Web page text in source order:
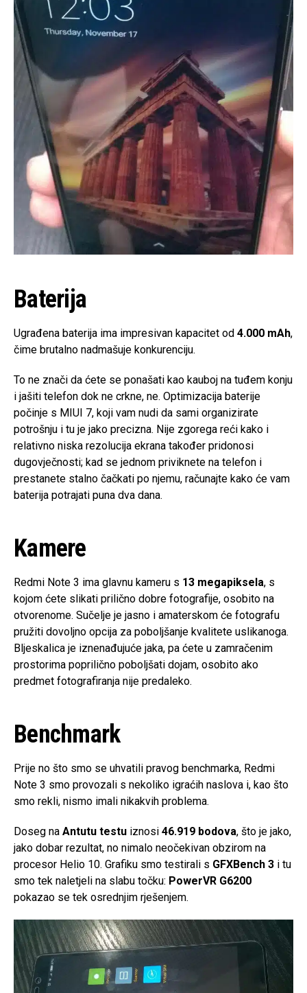
Baterija
Ugrađena baterija ima impresivan kapacitet od 4.000 mAh,
čime brutalno nadmašuje konkurenciju.
To ne znači da ćete se ponašati kao kauboj na tuđem konju
i jašiti telefon dok ne crkne, ne. Optimizacija baterije
počinje s MIUI 7, koji vam nudi da sami organizirate
potrošnju i tu je jako precizna. Nije zgorega reći kako i
relativno niska rezolucija ekrana također pridonosi
dugovječnosti; kad se jednom priviknete na telefon i
prestanete stalno čačkati po njemu, računajte kako će vam
baterija potrajati puna dva dana.
Kamere
Redmi Note 3 ima glavnu kameru s 13 megapiksela, s
kojom ćete slikati prilično dobre fotografije, osobito na
otvorenome. Sučelje je jasno i amaterskom će fotografu
pružiti dovoljno opcija za poboljšanje kvalitete uslikanoga.
Bljeskalica je iznenađujuće jaka, pa ćete u zamračenim
prostorima poprilično poboljšati dojam, osobito ako
predmet fotografiranja nije predaleko.
Benchmark
Prije no što smo se uhvatili pravog benchmarka, Redmi
Note 3 smo provozali s nekoliko igraćih naslova i, kao što
smo rekli, nismo imali nikakvih problema.
Doseg na Antutu testu iznosi 46.919 bodova, što je jako,
jako dobar rezultat, no nimalo neočekivan obzirom na
procesor Helio 10. Grafiku smo testirali s GFXBench 3 i tu
smo tek naletjeli na slabu točku: PowerVR G6200
pokazao se tek osrednjim rješenjem.